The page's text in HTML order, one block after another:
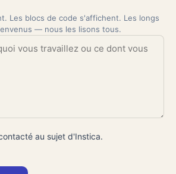
Les blocs de code s'affichent. Les longs
— nous les lisons tous.
au sujet d'Instica.